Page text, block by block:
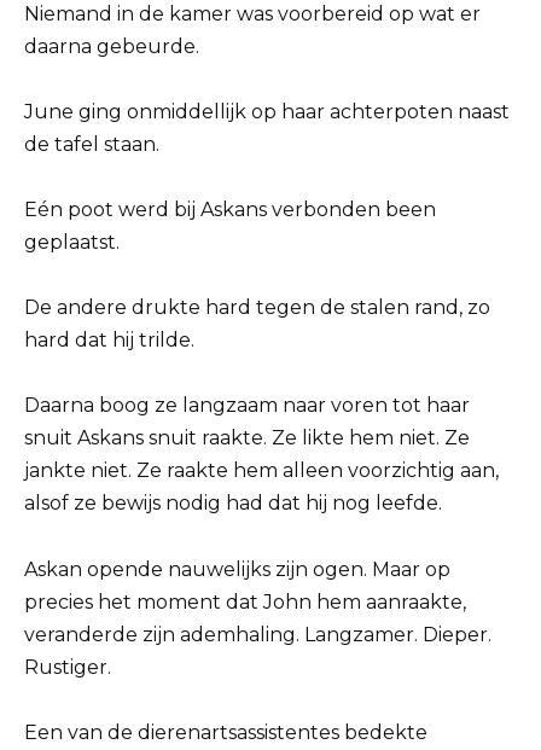
Niemand in de kamer was voorbereid op wat er
daarna gebeurde.
June ging onmiddellijk op haar achterpoten naast
de tafel staan.
Eén poot werd bij Askans verbonden been
geplaatst.
De andere drukte hard tegen de stalen rand, zo
hard dat hij trilde.
Daarna boog ze langzaam naar voren tot haar
snuit Askans snuit raakte. Ze likte hem niet. Ze
jankte niet. Ze raakte hem alleen voorzichtig aan,
alsof ze bewijs nodig had dat hij nog leefde.
Askan opende nauwelijks zijn ogen. Maar op
precies het moment dat John hem aanraakte,
veranderde zijn ademhaling. Langzamer. Dieper.
Rustiger.
Een van de dierenartsassistentes bedekte